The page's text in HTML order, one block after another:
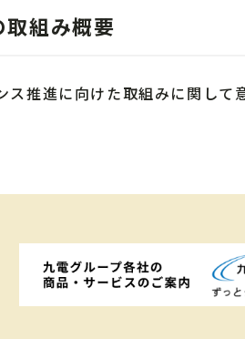
組み概要
推進に向けた取組みに関して